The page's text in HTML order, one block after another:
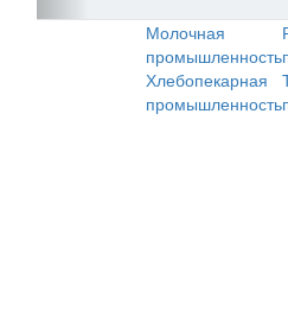
Молочная
промышленность
Хлебопекарная
промышленность